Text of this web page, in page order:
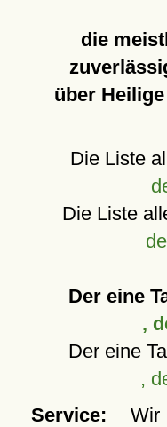
die
über
Die Liste
Die Liste
Der eine
,
Der eine
,
Service: Wir